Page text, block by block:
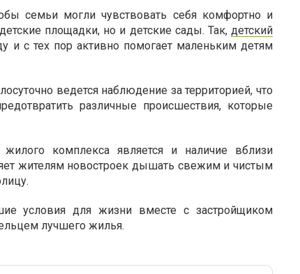
семьи могли чувствовать себя комфортно и
площадки, но и детские сады. Так, детский
и с тех пор активно помогает маленьким детям
ведется наблюдение за территорией, что
различные происшествия, которые
комплекса является и наличие вблизи
жителям новостроек дышать свежим и чистым
условия для жизни вместе с застройщиком
лучшего жилья.